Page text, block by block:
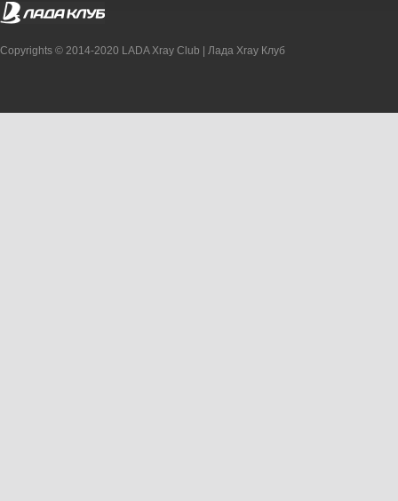
Copyrights © 2014-2020 LADA Xray Club | Лада Xray Клуб